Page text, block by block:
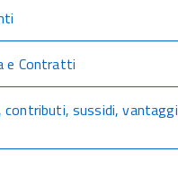
e Contratti
contributi, sussidi, vantaggi